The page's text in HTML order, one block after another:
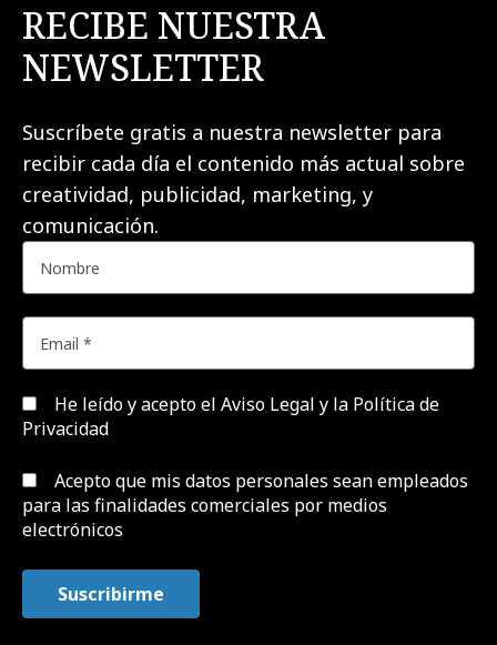
RECIBE NUESTRA
NEWSLETTER
Suscríbete gratis a nuestra newsletter para
recibir cada día el contenido más actual sobre
creatividad, publicidad, marketing, y
comunicación.
He leído y acepto el Aviso Legal y la Política de
Privacidad
Acepto que mis datos personales sean empleados
para las finalidades comerciales por medios
electrónicos